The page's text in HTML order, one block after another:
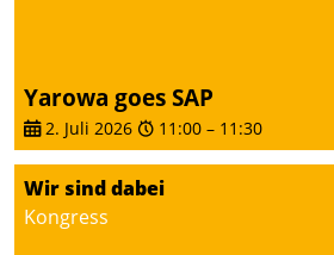
Yarowa goes SAP
2. Juli 2026 11:00 – 11:30
Wir sind dabei
Kongress